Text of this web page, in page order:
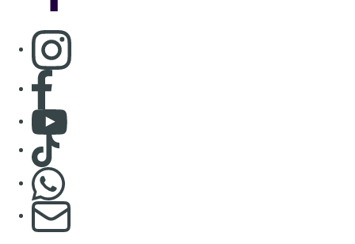
Consulter page Instagram
Consulter page Facebook
Consulter Youtube
Consulter TikTok
S'abonner à notre newsletter